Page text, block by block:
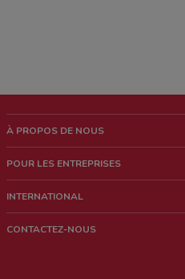
À PROPOS DE NOUS
News & Médias
POUR LES ENTREPRISES
Contacts commerciaux et/ou marketing
INTERNATIONAL
CONTACTEZ-NOUS